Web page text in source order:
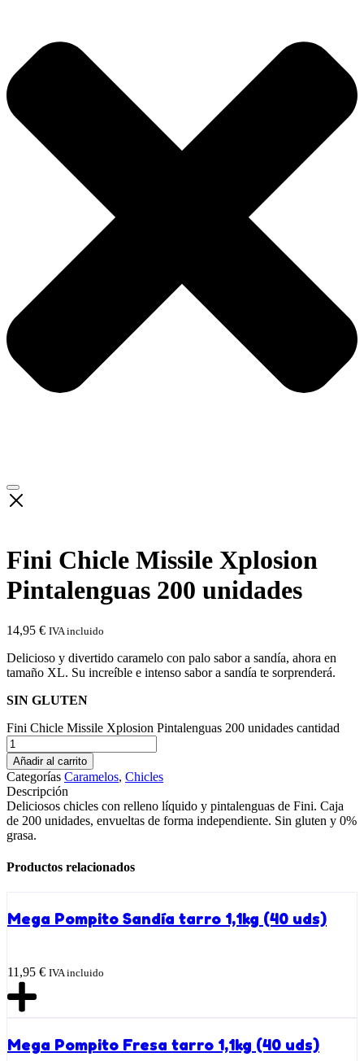
Fini Chicle Missile Xplosion
Pintalenguas 200 unidades
14,95 € IVA incluido
Delicioso y divertido caramelo con palo sabor a sandía, ahora en
tamaño XL. Su increíble e intenso sabor a sandía te sorprenderá.
SIN GLUTEN
Fini Chicle Missile Xplosion Pintalenguas 200 unidades cantidad
Añadir al carrito
Categorías Caramelos, Chicles
Descripción
Deliciosos chicles con relleno líquido y pintalenguas de Fini. Caja
de 200 unidades, envueltas de forma independiente. Sin gluten y 0%
grasa.
Productos relacionados
Mega Pompito Sandía tarro 1,1kg (40 uds)
11,95 € IVA incluido
Mega Pompito Fresa tarro 1,1kg (40 uds)